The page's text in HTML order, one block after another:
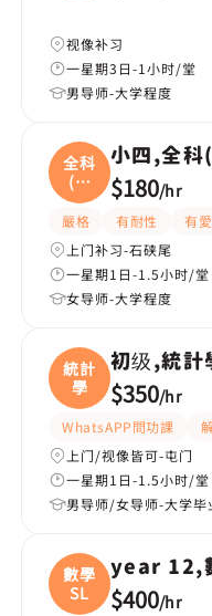
视像补习
一星期3日-1小时/堂
男导师-大学程度
全科
(中
英
小四,全
$180/hr
嚴格 有耐性 有
上门补习-石硖尾
一星期1日-1.5小时/堂
女导师-大学程度
統計
學
初级,統計
$350/hr
WhatsAPP問功課
上门/视像皆可-屯门
一星期1日-1.5小时/堂
男导师/女导师-大学毕
數學
SL
year 12,
$400/hr